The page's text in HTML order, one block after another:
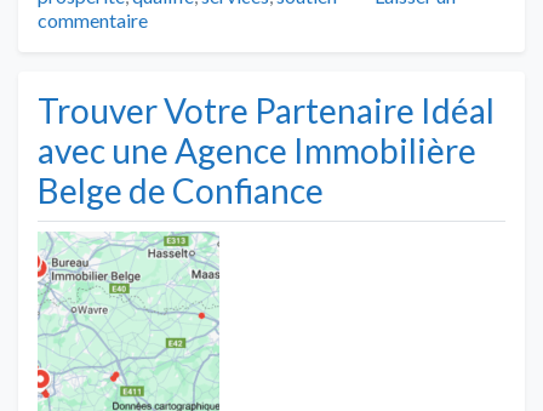
commentaire
Trouver Votre Partenaire Idéal
avec une Agence Immobilière
Belge de Confiance